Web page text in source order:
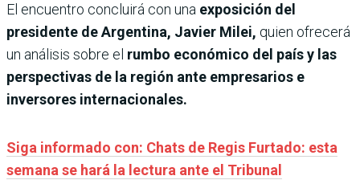
El encuentro concluirá con una exposición del
presidente de Argentina, Javier Milei, quien ofrecerá
un análisis sobre el rumbo económico del país y las
perspectivas de la región ante empresarios e
inversores internacionales.
Siga informado con: Chats de Regis Furtado: esta
semana se hará la lectura ante el Tribunal